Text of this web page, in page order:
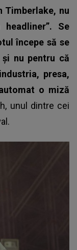
Timberlake, nu
Se
începe să se
nu pentru că
presa,
o miză
unul dintre cei